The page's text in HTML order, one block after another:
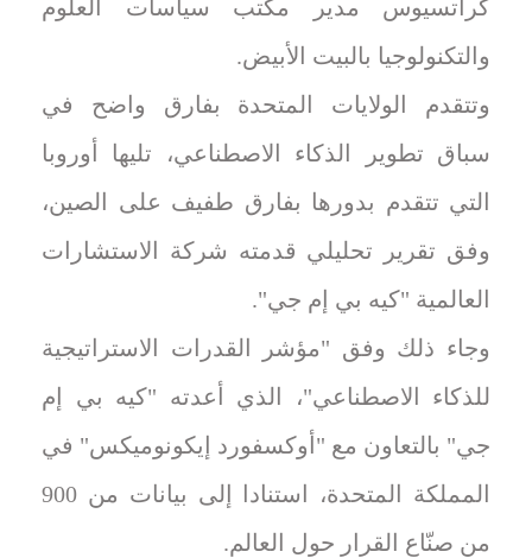
كراتسيوس مدير ⁠مكتب سياسات العلوم
والتكنولوجيا ⁠بالبيت الأبيض.
وتتقدم الولايات المتحدة بفارق واضح في
سباق تطوير الذكاء الاصطناعي، تليها أوروبا
التي تتقدم بدورها بفارق طفيف على الصين،
وفق تقرير تحليلي قدمته شركة الاستشارات
العالمية "كيه بي إم جي".
وجاء ذلك وفق "مؤشر القدرات الاستراتيجية
للذكاء الاصطناعي"، الذي أعدته "كيه بي إم
جي" بالتعاون مع "أوكسفورد إيكونوميكس" في
المملكة المتحدة، استنادا إلى بيانات من 900
من صنّاع القرار حول العالم.